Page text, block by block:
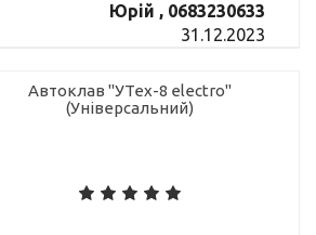
Юрій , 0683230633
31.12.2023
Автоклав "УТех-8 electro"
(Універсальний)